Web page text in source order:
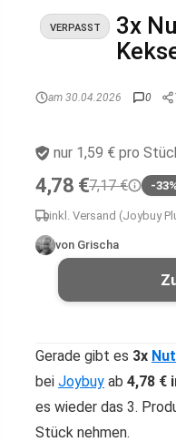
VERPASST
3x
am 30.04.2026 0
nur 1,59 € pro
4,78 €7,17 € -33%
inkl. Versand (Joybuy
von Grischa
Gerade gibt es 3x
bei Joybuy ab 4,78 €
es wieder das 3.
Stück nehmen.